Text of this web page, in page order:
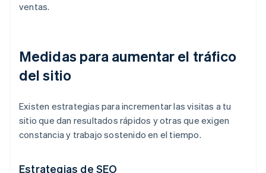
ventas.
Medidas para aumentar el tráfico
del sitio
Existen estrategias para incrementar las visitas a tu
sitio que dan resultados rápidos y otras que exigen
constancia y trabajo sostenido en el tiempo.
Estrategias de SEO